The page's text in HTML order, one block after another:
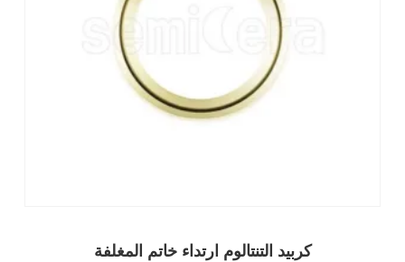
كربيد التنتالوم ارتداء خاتم المغلفة